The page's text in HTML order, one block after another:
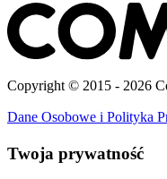
Copyright © 2015 - 2026
Dane Osobowe i Polityka
Twoja prywatność